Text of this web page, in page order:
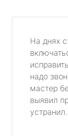
На днях
надо
мастер
выявил